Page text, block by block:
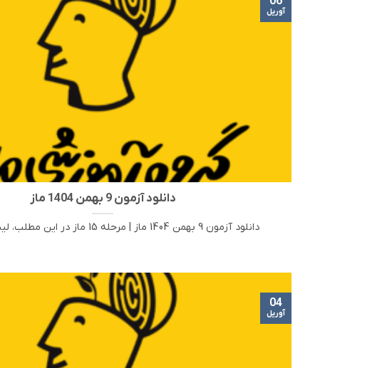
دانلود آزمون 9 بهمن 1404 ماز
دانلود آزمون 9 بهمن 1404 ماز | مرحله 15 ماز در این مطلب، لینک دانلود [...]
آوریل
04
آوریل